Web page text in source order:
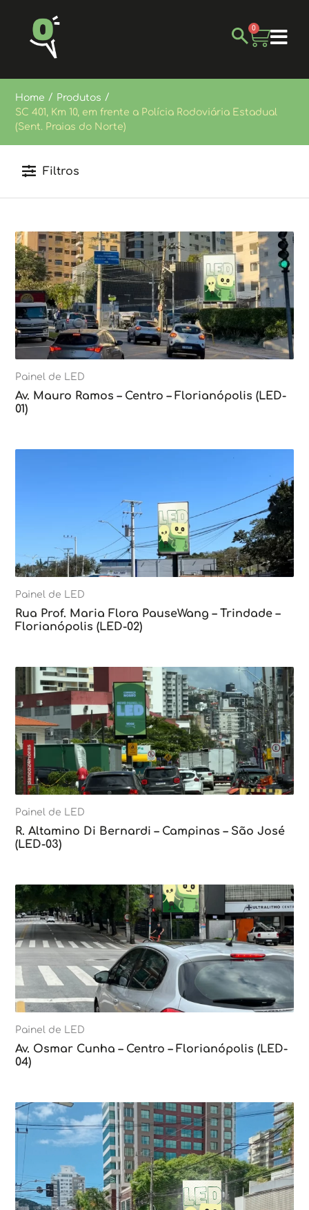
0
Home / Produtos /
SC 401, Km 10, em frente a Polícia Rodoviária Estadual
(Sent. Praias do Norte)
Filtros
Painel de LED
Av. Mauro Ramos – Centro – Florianópolis (LED-
01)
Painel de LED
Rua Prof. Maria Flora PauseWang – Trindade –
Florianópolis (LED-02)
Painel de LED
R. Altamino Di Bernardi – Campinas – São José
(LED-03)
Painel de LED
Av. Osmar Cunha – Centro – Florianópolis (LED-
04)